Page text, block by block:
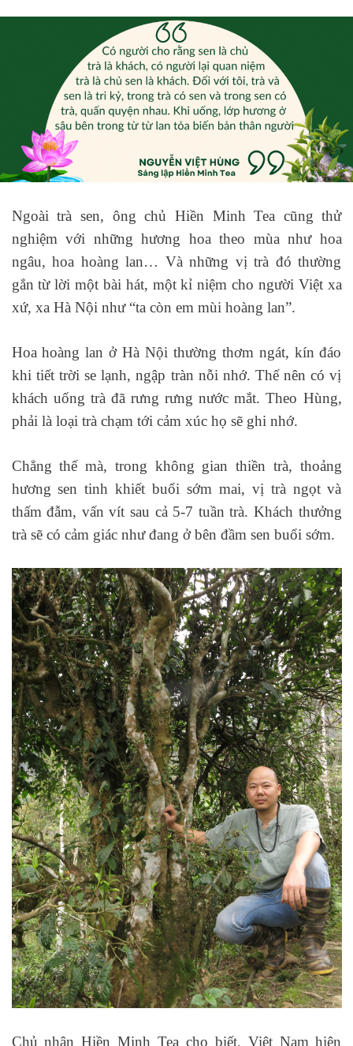
Ngoài trà sen, ông chủ Hiền Minh Tea cũng thử
nghiệm với những hương hoa theo mùa như hoa
ngâu, hoa hoàng lan… Và những vị trà đó thường
gắn từ lời một bài hát, một kỉ niệm cho người Việt xa
xứ, xa Hà Nội như “ta còn em mùi hoàng lan”.
Hoa hoàng lan ở Hà Nội thường thơm ngát, kín đáo
khi tiết trời se lạnh, ngập tràn nỗi nhớ. Thế nên có vị
khách uống trà đã rưng rưng nước mắt. Theo Hùng,
phải là loại trà chạm tới cảm xúc họ sẽ ghi nhớ.
Chẳng thế mà, trong không gian thiền trà, thoảng
hương sen tinh khiết buổi sớm mai, vị trà ngọt và
thấm đẫm, vấn vít sau cả 5-7 tuần trà. Khách thưởng
trà sẽ có cảm giác như đang ở bên đầm sen buổi sớm.
Chủ nhân Hiền Minh Tea cho biết, Việt Nam hiện